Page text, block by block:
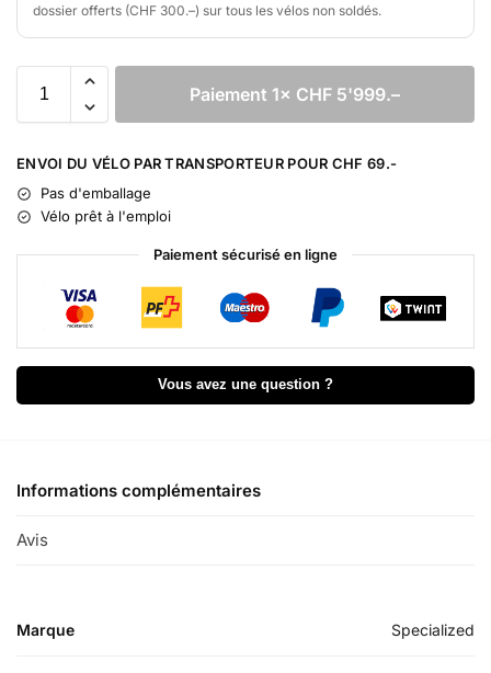
dossier offerts (CHF 300.–) sur tous les vélos non soldés.
Paiement 1× CHF 5'999.–
l
t
e
r
n
v
e
:
ENVOI DU VÉLO PAR TRANSPORTEUR POUR CHF 69.-
Pas d'emballage
Vélo prêt à l'emploi
Paiement sécurisé en ligne
Vous avez une question ?
Informations complémentaires
Avis
Marque Specialized